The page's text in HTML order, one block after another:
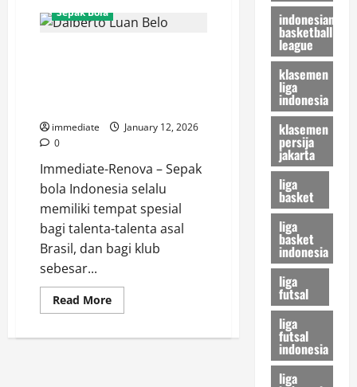
Fathurrahman
Is
Rival
Waspada
Sepak Bola
immediate
January 12, 2026
0
Immediate-Renova – Sepak
bola Indonesia selalu
memiliki tempat spesial
bagi talenta-talenta asal
Brasil, dan bagi klub
sebesar...
Read MoreRead
more
Luan
indonesian
basketball
league
klasemen
liga
indonesia
klasemen
persija
jakarta
liga
basket
liga
basket
indonesia
liga
futsal
liga
futsal
indonesia
liga